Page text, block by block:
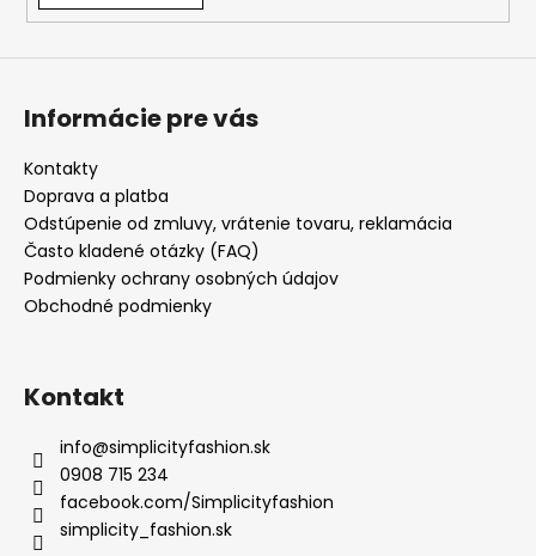
n
á
s
?
HĽADAŤ
O
p
o
r
ú
Informácie pre vás
Kontakty
Doprava a platba
Odstúpenie od zmluvy, vrátenie tovaru, reklamácia
Často kladené otázky (FAQ)
Podmienky ochrany osobných údajov
Obchodné podmienky
Kontakt
info@simplicityfashion.sk
0908 715 234
facebook.com/Simplicityfashion
simplicity_fashion.sk